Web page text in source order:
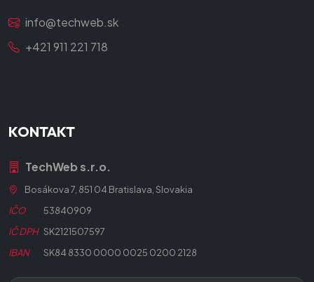
info@techweb.sk
+421 911 221 718
KONTAKT
TechWeb s.r.o.
Bosákova 7, 851 04 Bratislava, Slovakia
IČO
53840909
IČ DPH SK2121507597
IBAN
SK84 8330 0000 0025 0200 2128